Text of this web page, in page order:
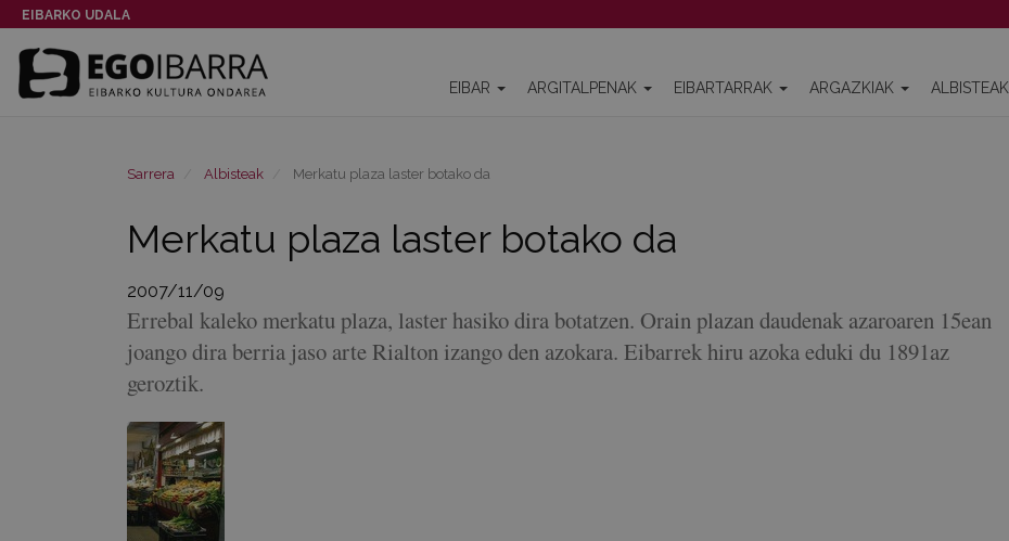
EIBARKO UDALA
EIBAR ARGITALPENAK EIBARTARRAK ARGAZKIAK ALBISTEAK
Sarrera Albisteak Merkatu plaza laster botako da
Merkatu plaza laster botako da
2007/11/09
Errebal kaleko merkatu plaza, laster hasiko dira botatzen. Orain plazan daudenak azaroaren 15ean
joango dira berria jaso arte Rialton izango den azokara. Eibarrek hiru azoka eduki du 1891az
geroztik.